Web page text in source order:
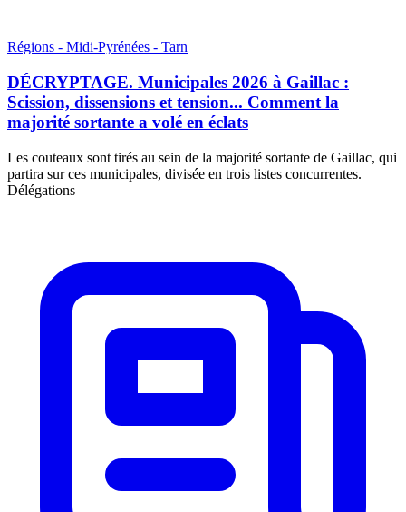
Régions - Midi-Pyrénées - Tarn
DÉCRYPTAGE. Municipales 2026 à Gaillac :
Scission, dissensions et tension... Comment la
majorité sortante a volé en éclats
Les couteaux sont tirés au sein de la majorité sortante de Gaillac, qui
partira sur ces municipales, divisée en trois listes concurrentes.
Délégations